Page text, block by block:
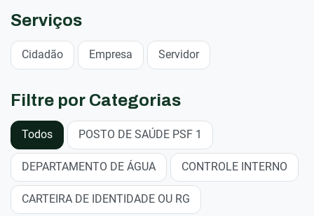
Serviços
Cidadão Empresa Servidor
Filtre por Categorias
Todos POSTO DE SAÚDE PSF 1
DEPARTAMENTO DE ÁGUA CONTROLE INTERNO
CARTEIRA DE IDENTIDADE OU RG